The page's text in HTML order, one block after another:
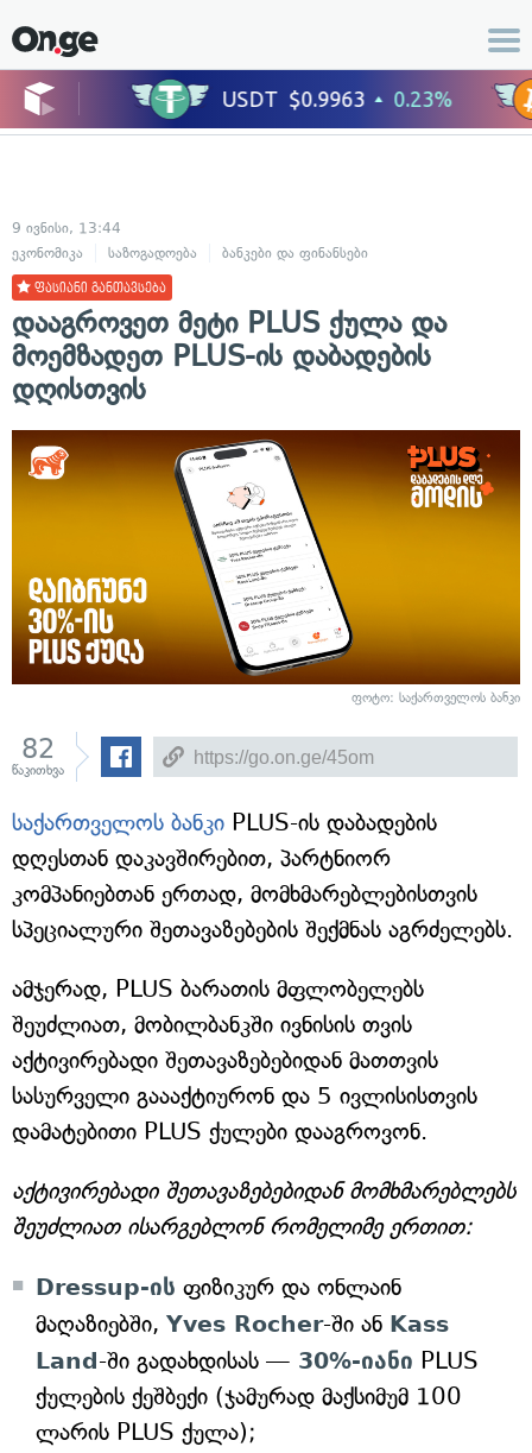
9 ივნისი, 13:44
ეკონომიკა
საზოგადოება ბანკები და ფინანსები
ფასიანი განთავსება
დააგროვეთ მეტი PLUS ქულა და
მოემზადეთ PLUS-ის დაბადების
დღისთვის
ფოტო: საქართველოს ბანკი
82
წაკითხვა
საქართველოს ბანკი PLUS-ის დაბადების
დღესთან დაკავშირებით, პარტნიორ
კომპანიებთან ერთად, მომხმარებლებისთვის
სპეციალური შეთავაზებების შექმნას აგრძელებს.
ამჯერად, PLUS ბარათის მფლობელებს
შეუძლიათ, მობილბანკში ივნისის თვის
აქტივირებადი შეთავაზებებიდან მათთვის
სასურველი გაააქტიურონ და 5 ივლისისთვის
დამატებითი PLUS ქულები დააგროვონ.
აქტივირებადი შეთავაზებებიდან მომხმარებლებს
შეუძლიათ ისარგებლონ რომელიმე ერთით:
Dressup-ის ფიზიკურ და ონლაინ
მაღაზიებში, Yves Rocher-ში ან Kass
Land-ში გადახდისას — 30%-იანი PLUS
ქულების ქეშბექი (ჯამურად მაქსიმუმ 100
ლარის PLUS ქულა);